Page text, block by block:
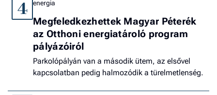
4 energia
Megfeledkezhettek Magyar Péterék
az Otthoni energiatároló program
pályázóiról
Parkolópályán van a második ütem, az elsővel
kapcsolatban pedig halmozódik a türelmetlenség.